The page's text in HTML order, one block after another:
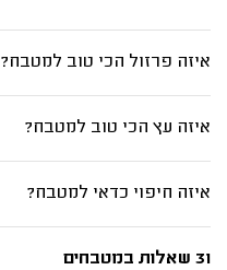
איזה פרזול הכי טוב למטבח?
איזה עץ הכי טוב למטבח?
איזה חיפוי כדאי למטבח?
31 שאלות במטבחים